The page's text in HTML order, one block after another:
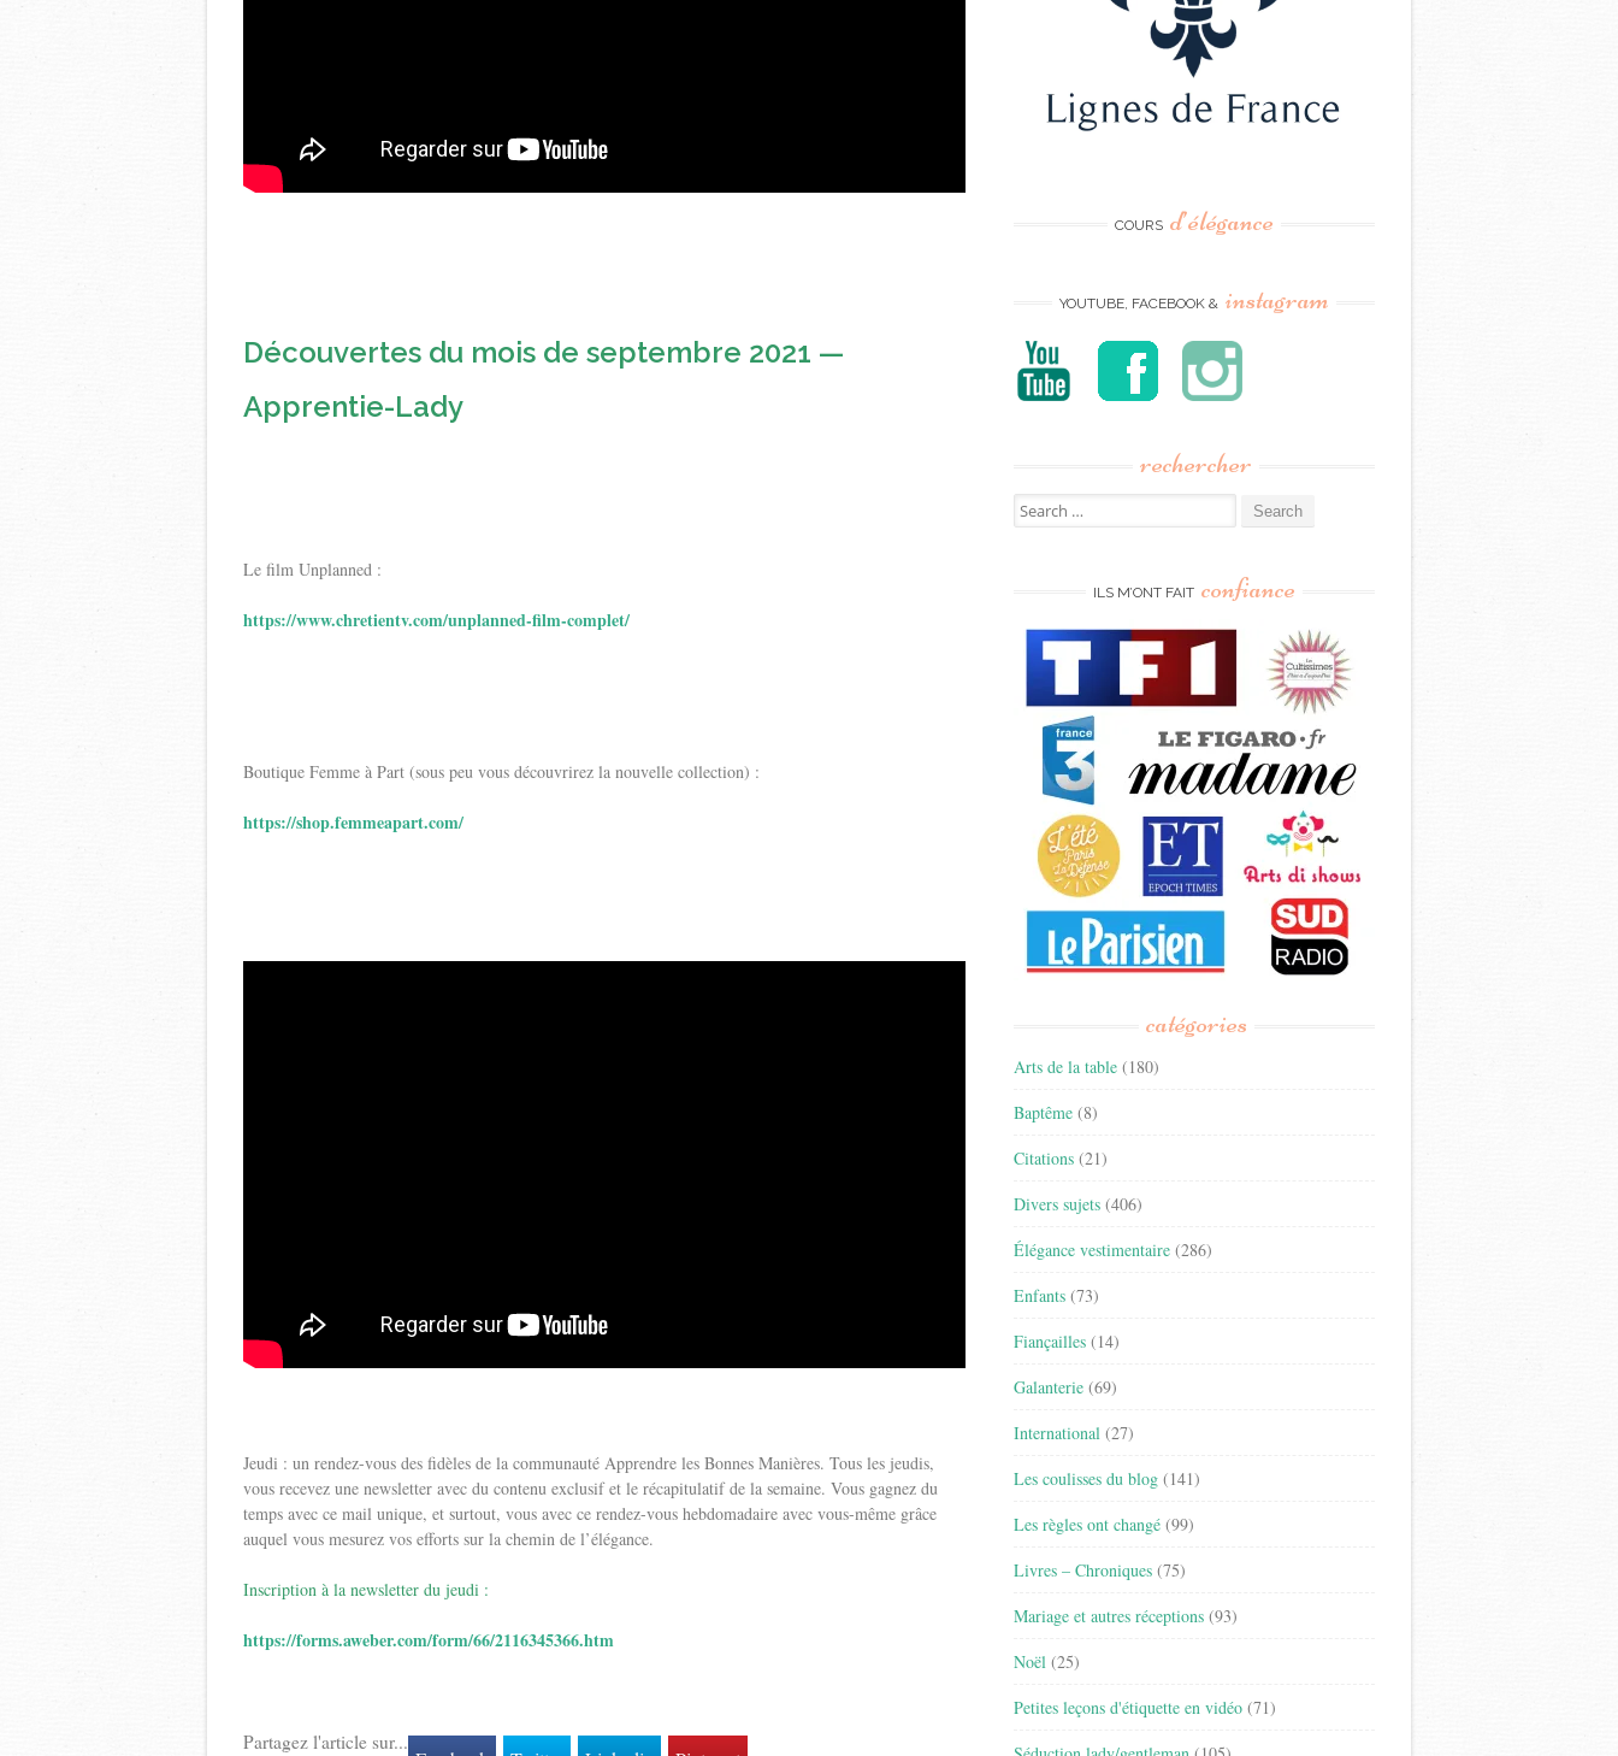
Découvertes du mois de septembre 2021 —
Apprentie-Lady
Le film Unplanned :
https://www.chretientv.com/unplanned-film-complet/
Boutique Femme à Part (sous peu vous découvrirez la nouvelle collection) :
https://shop.femmeapart.com/
Jeudi : un rendez-vous des fidèles de la communauté Apprendre les Bonnes Manières. Tous les jeudis,
vous recevez une newsletter avec du contenu exclusif et le récapitulatif de la semaine. Vous gagnez du
temps avec ce mail unique, et surtout, vous avec ce rendez-vous hebdomadaire avec vous-même grâce
auquel vous mesurez vos efforts sur la chemin de l’élégance.
Inscription à la newsletter du jeudi :
https://forms.aweber.com/form/66/2116345366.htm
Partagez l'article sur...
COURS d’élégance
YOUTUBE, FACEBOOK & instagram
rechercher
Search
for:
ILS M’ONT FAIT confiance
catégories
Arts de la table (180)
Baptême (8)
Citations (21)
Divers sujets (406)
Élégance vestimentaire (286)
Enfants (73)
Fiançailles (14)
Galanterie (69)
International (27)
Les coulisses du blog (141)
Les règles ont changé (99)
Livres – Chroniques (75)
Mariage et autres réceptions (93)
Noël (25)
Petites leçons d'étiquette en vidéo (71)